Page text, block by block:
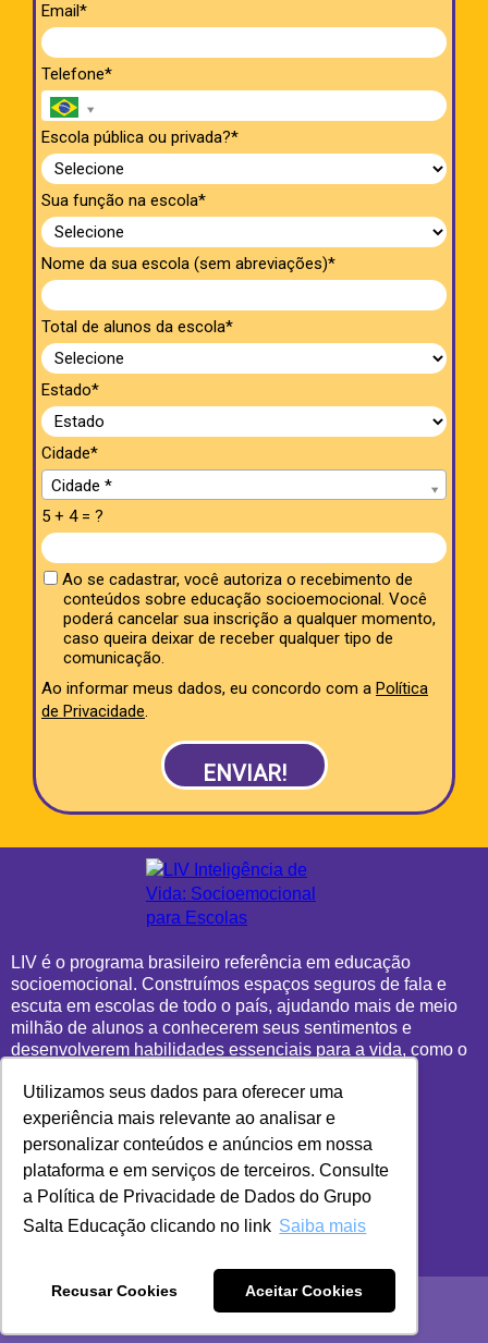
Utilizamos seus dados para oferecer uma
experiência mais relevante ao analisar e
personalizar conteúdos e anúncios em nossa
plataforma e em serviços de terceiros. Consulte
a Política de Privacidade de Dados do Grupo
Salta Educação clicando no link Saiba mais
Recusar Cookies Aceitar Cookies
Email*
Telefone*
Escola pública ou privada?*
Sua função na escola*
Nome da sua escola (sem abreviações)*
Total de alunos da escola*
Estado*
Cidade*
Cidade *
Cidade*
5 + 4 = ?
Ao se cadastrar, você autoriza o recebimento de
conteúdos sobre educação socioemocional. Você
poderá cancelar sua inscrição a qualquer momento,
caso queira deixar de receber qualquer tipo de
comunicação.
Ao informar meus dados, eu concordo com a Política
de Privacidade.
ENVIAR!
LIV é o programa brasileiro referência em educação
socioemocional. Construímos espaços seguros de fala e
escuta em escolas de todo o país, ajudando mais de meio
milhão de alunos a conhecerem seus sentimentos e
desenvolverem habilidades essenciais para a vida, como o
- Todos os direitos reservados.